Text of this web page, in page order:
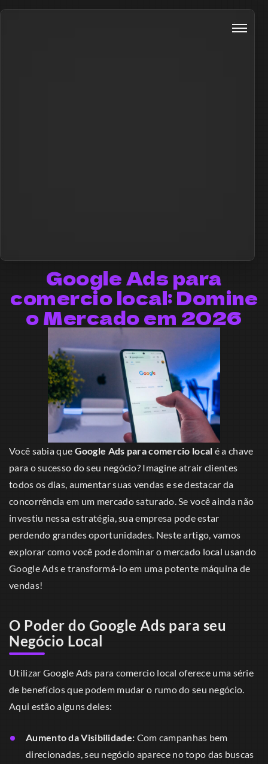
Google Ads para
comercio local: Domine
o Mercado em 2026
Você sabia que Google Ads para comercio local é a chave
para o sucesso do seu negócio? Imagine atrair clientes
todos os dias, aumentar suas vendas e se destacar da
concorrência em um mercado saturado. Se você ainda não
investiu nessa estratégia, sua empresa pode estar
perdendo grandes oportunidades. Neste artigo, vamos
explorar como você pode dominar o mercado local usando
Google Ads e transformá-lo em uma potente máquina de
vendas!
O Poder do Google Ads para seu
Negócio Local
Utilizar Google Ads para comercio local oferece uma série
de benefícios que podem mudar o rumo do seu negócio.
Aqui estão alguns deles:
Aumento da Visibilidade: Com campanhas bem
direcionadas, seu negócio aparece no topo das buscas